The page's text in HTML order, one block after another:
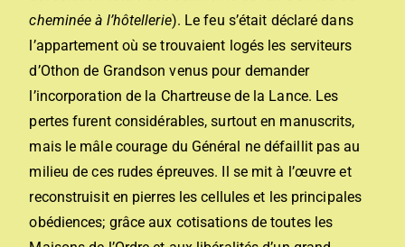
cheminée à l’hôtellerie). Le feu s’était déclaré dans
l’appartement où se trouvaient logés les serviteurs
d’Othon de Grandson venus pour demander
l’incorporation de la Chartreuse de la Lance. Les
pertes furent considérables, surtout en manuscrits,
mais le mâle courage du Général ne défaillit pas au
milieu de ces rudes épreuves. Il se mit à l’œuvre et
reconstruisit en pierres les cellules et les principales
obédiences; grâce aux cotisations de toutes les